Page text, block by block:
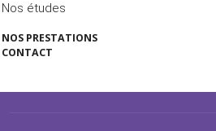
Nos études
NOS PRESTATIONS
CONTACT